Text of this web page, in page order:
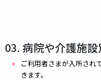
03. 病院や介護施
ご利用者さまが入所され
きます。